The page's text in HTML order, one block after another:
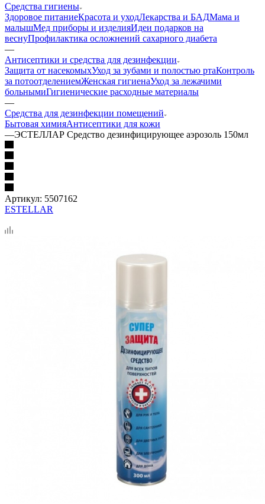
Средства гигиены
Здоровое питаниеКрасота и уходЛекарства и БАДМама и
малышМед приборы и изделияИдеи подарков на
веснуПрофилактика осложнений сахарного диабета
—
Антисептики и средства для дезинфекции
Защита от насекомыхУход за зубами и полостью ртаКонтроль
за потоотделениемЖенская гигиенаУход за лежачими
больнымиГигиенические расходные материалы
—
Средства для дезинфекции помещений
Бытовая химияАнтисептики для кожи
—ЭСТЕЛЛАР Средство дезинфицирующее аэрозоль 150мл
Артикул: 5507162
ESTELLAR